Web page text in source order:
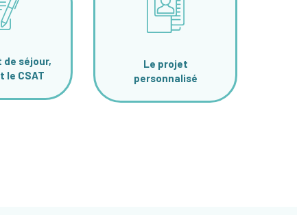
séjour,
le CSAT
Le projet
personnalisé